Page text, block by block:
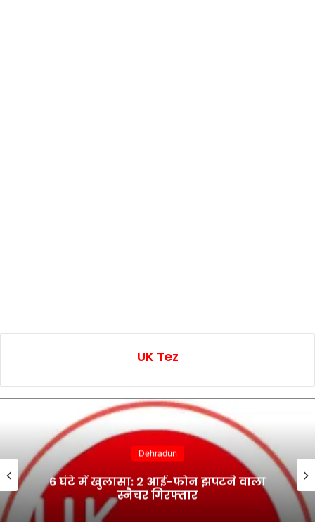
UK Tez
Dehradun
6 घंटे में खुलासा: 2 आई-फोन झपटने वाला
स्नैचर गिरफ्तार